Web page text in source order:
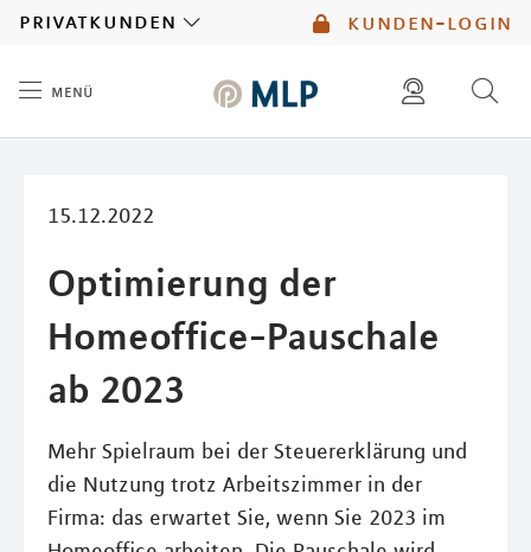
kunden-login
privatkunden
menü
15.12.2022
Optimierung der
Homeoffice-Pauschale
ab 2023
Mehr Spielraum bei der Steuererklärung und
die Nutzung trotz Arbeitszimmer in der
Firma: das erwartet Sie, wenn Sie 2023 im